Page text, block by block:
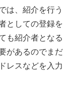
は、紹介を行う
としての登録を
も紹介者となる
があるのでまだ
レスなどを入力